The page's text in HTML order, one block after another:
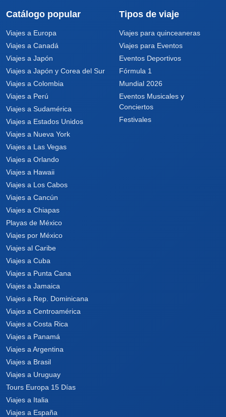
Catálogo popular
Viajes a Europa
Viajes a Canadá
Viajes a Japón
Viajes a Japón y Corea del Sur
Viajes a Colombia
Viajes a Perú
Viajes a Sudamérica
Viajes a Estados Unidos
Viajes a Nueva York
Viajes a Las Vegas
Viajes a Orlando
Viajes a Hawaii
Viajes a Los Cabos
Viajes a Cancún
Viajes a Chiapas
Playas de México
Viajes por México
Viajes al Caribe
Viajes a Cuba
Viajes a Punta Cana
Viajes a Jamaica
Viajes a Rep. Dominicana
Viajes a Centroamérica
Viajes a Costa Rica
Viajes a Panamá
Viajes a Argentina
Viajes a Brasil
Viajes a Uruguay
Tours Europa 15 Días
Viajes a Italia
Viajes a España
Tipos de viaje
Viajes para quinceaneras
Viajes para Eventos
Eventos Deportivos
Fórmula 1
Mundial 2026
Eventos Musicales y
Conciertos
Festivales